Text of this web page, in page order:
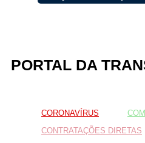
Nome*
Telefone 1*
PORTAL DA
CORONAVÍRUS
CONTRATAÇÕES DIRETAS